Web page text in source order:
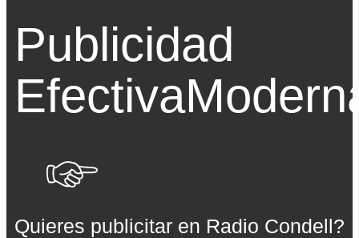
Publicidad
Efectiva
Quieres publicitar en Radio Condell?